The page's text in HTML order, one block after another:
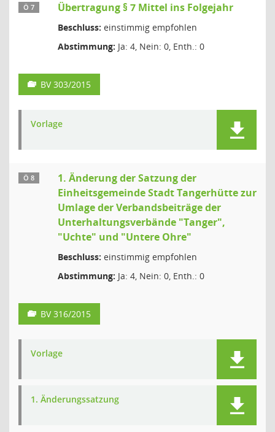
Ö 7 Übertragung § 7 Mittel ins Folgejahr
Beschluss: einstimmig empfohlen
Abstimmung: Ja: 4, Nein: 0, Enth.: 0
BV 303/2015
Vorlage
Ö 8
1. Änderung der Satzung der
Einheitsgemeinde Stadt Tangerhütte zur
Umlage der Verbandsbeiträge der
Unterhaltungsverbände "Tanger",
"Uchte" und "Untere Ohre"
Beschluss: einstimmig empfohlen
Abstimmung: Ja: 4, Nein: 0, Enth.: 0
BV 316/2015
Vorlage
1. Änderungssatzung